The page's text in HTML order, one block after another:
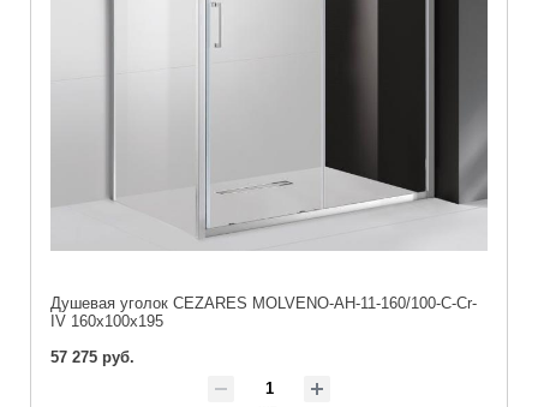
Душевая уголок CEZARES MOLVENO-AH-11-160/100-C-Cr-
IV 160x100x195
57 275 руб.